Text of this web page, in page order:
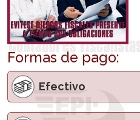
Formas de pago:
Efectivo